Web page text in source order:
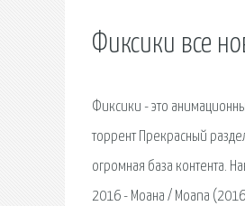
Фиксики все
Фиксики - это
торрент Прекрасный
огромная база контента.
2016 - Моана / Moana